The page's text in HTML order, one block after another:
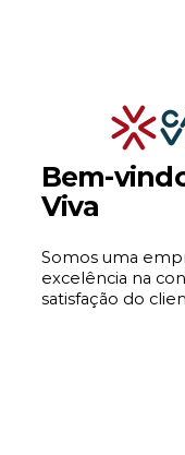
Bem-
Viva
Somos uma
excelência na
satisfação do